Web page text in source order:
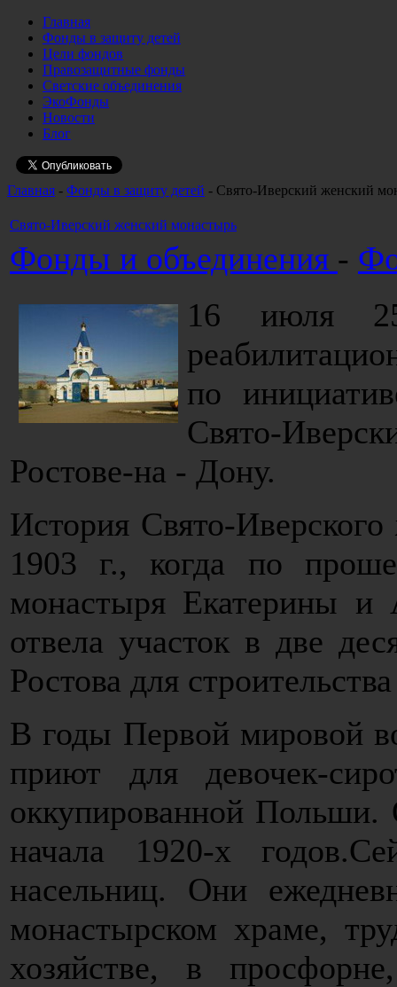
Главная
Фонды в защиту детей
Цели фондов
Правозащитные фонды
Светские объединения
ЭкоФонды
Новости
Блог
Главная - Фонды в защиту детей - Свято-Иверский женский
Свято-Иверский женский монастырь
Фонды и объединения -
16 июля
по
Свято-
Ростове-на - Дону.
История Свято-
1903 г., когда по
монастыря Екатерины и
отвела участок в две
Ростова для
В годы Первой мировой
приют для девочек-
оккупированной
начала 1920-х
насельниц. Они
монастырском храме,
хозяйстве, в